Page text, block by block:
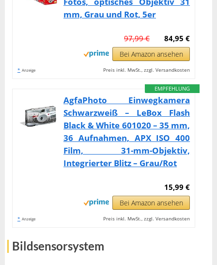
mm, Grau und Rot, 5er
84,95 €
97,99 €
Bei Amazon ansehen
* Anzeige Preis inkl. MwSt., zzgl. Versandkosten
EMPFEHLUNG
AgfaPhoto Einwegkamera
Schwarzweiß – LeBox Flash
Black & White 601020 – 35 mm,
36 Aufnahmen, APX ISO 400
Film, 31-mm-Objektiv,
Integrierter Blitz – Grau/Rot
15,99 €
Bei Amazon ansehen
* Anzeige Preis inkl. MwSt., zzgl. Versandkosten
Bildsensorsystem